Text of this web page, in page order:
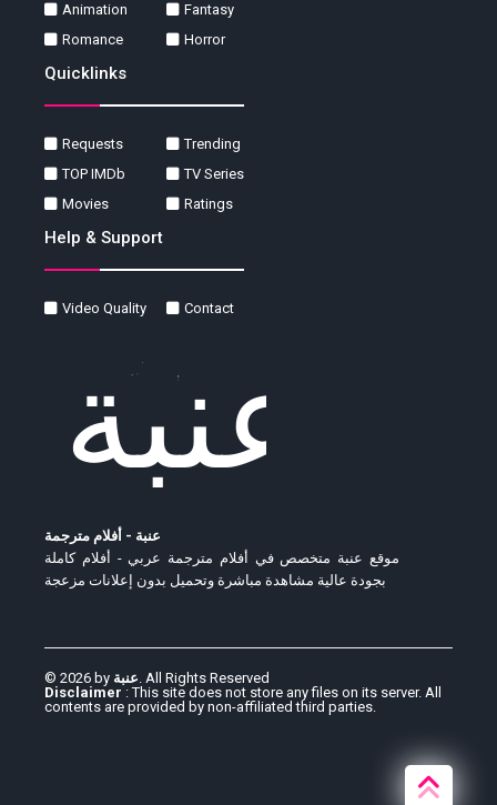
Animation
Fantasy
Romance
Horror
Quicklinks
Requests
Trending
TOP IMDb
TV Series
Movies
Ratings
Help & Support
Video Quality Contact
عنبة - أفلام مترجمة
موقع عنبة متخصص في أفلام مترجمة عربي - أفلام كاملة
بجودة عالية مشاهدة مباشرة وتحميل بدون إعلانات مزعجة
© 2026 by عنبة. All Rights Reserved
Disclaimer : This site does not store any files on its server. All
contents are provided by non-affiliated third parties.